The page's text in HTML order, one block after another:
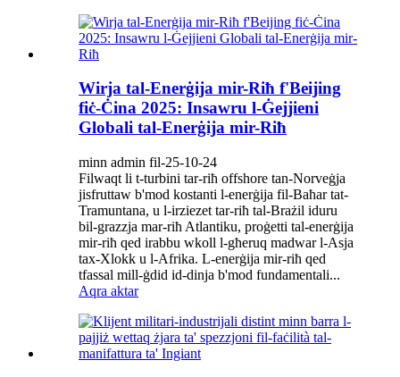
Wirja tal-Enerġija mir-Riħ f'Beijing
fiċ-Ċina 2025: Insawru l-Ġejjieni
Globali tal-Enerġija mir-Riħ
minn admin fil-25-10-24
Filwaqt li t-turbini tar-riħ offshore tan-Norveġja
jisfruttaw b'mod kostanti l-enerġija fil-Baħar tat-
Tramuntana, u l-irziezet tar-riħ tal-Brażil iduru
bil-grazzja mar-riħ Atlantiku, proġetti tal-enerġija
mir-riħ qed irabbu wkoll l-għeruq madwar l-Asja
tax-Xlokk u l-Afrika. L-enerġija mir-riħ qed
tfassal mill-ġdid id-dinja b'mod fundamentali...
Aqra aktar